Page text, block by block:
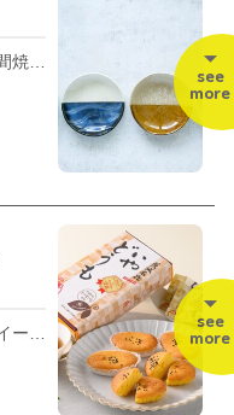
茨城県笠間地域で生産されている笠間焼。 納豆鉢や箸置きなども取り揃えております✨ 【お取り扱いブランド】 ▪️向山窯 ▪️製陶ふくだ
see
more
茨城県産のさつまいもを使用したスイートポテト🍠 ホワイトチョコを練り込んでいるため冷やして食べるとさらにしっとり✨ ・1個 243円 ・5個入 1,399円 ・10個入 2,428円
see
more